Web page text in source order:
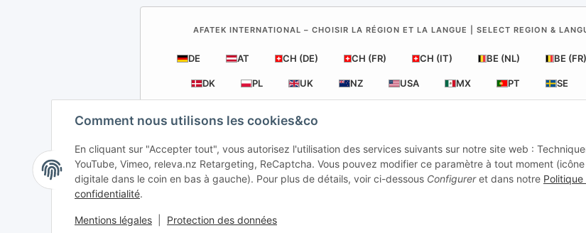
Comment nous utilisons les cookies&co
En cliquant sur "Accepter tout", vous autorisez l'utilisation des services suivants sur notre site web :
YouTube, Vimeo, releva.nz Retargeting, ReCaptcha. Vous pouvez modifier ce paramètre à tout moment
digitale dans le coin en bas à gauche). Pour plus de détails, voir ci-dessous Configureret dans notre Politique
confidentialité.
Mentions légales Protection des données
AFATEK INTERNATIONAL – CHOISIR LA RÉGION ET LA LANGUE | SELECT REGION &
DE AT CH (DE) CH (FR) CH (IT) BE (NL) BE (FR)
DK PL UK NZ USA MX PT SE
AFATEK France| Votre spécialiste en pièces détachées
Conseil technique :moc.ketafa@ofni| TVA (DE) :